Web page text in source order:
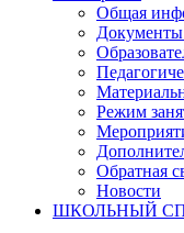
Общая
Документы
Режим
Обратная
Новости
ШКОЛЬНЫЙ